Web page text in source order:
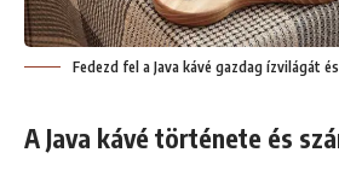
Fedezd fel a Java kávé gazdag ízvilágát
A Java kávé története és